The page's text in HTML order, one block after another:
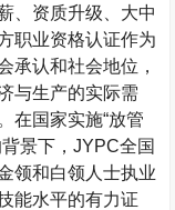
、资质升级、大中
职业资格认证作为
承认和社会地位，
与生产的实际需
在国家实施“放管
景下，JYPC全国
领和白领人士执业
能水平的有力证